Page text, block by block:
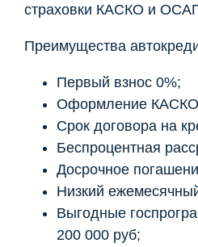
страховки КАСКО и
Преимущества
Первый взнос 0%;
Оформление КАСКО
Срок договора на
Беспроцентная
Досрочное
Низкий
Выгодные
200 000 руб;